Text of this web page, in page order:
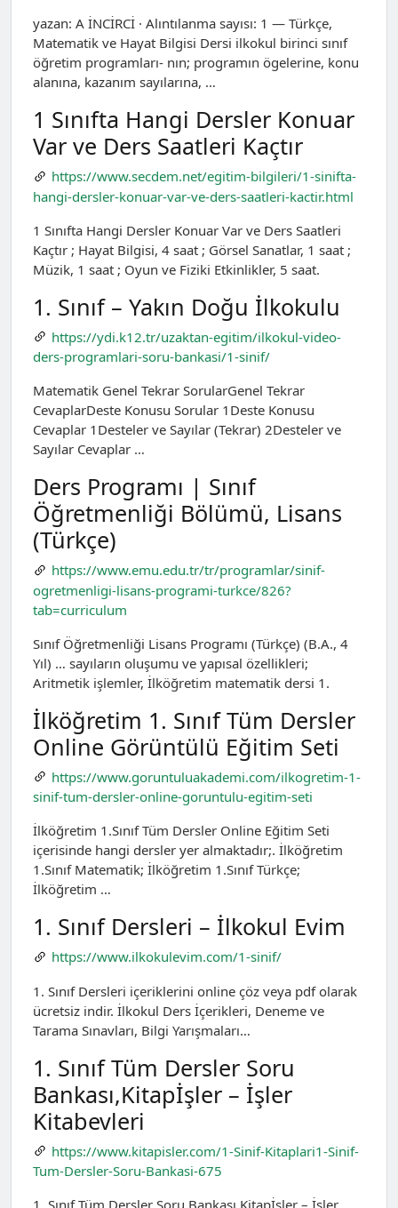
yazan: A İNCİRCİ · Alıntılanma sayısı: 1 — Türkçe,
Matematik ve Hayat Bilgisi Dersi ilkokul birinci sınıf
öğretim programları- nın; programın ögelerine, konu
alanına, kazanım sayılarına, …
1 Sınıfta Hangi Dersler Konuar
Var ve Ders Saatleri Kaçtır
https://www.secdem.net/egitim-bilgileri/1-sinifta-
hangi-dersler-konuar-var-ve-ders-saatleri-kactir.html
1 Sınıfta Hangi Dersler Konuar Var ve Ders Saatleri
Kaçtır ; Hayat Bilgisi, 4 saat ; Görsel Sanatlar, 1 saat ;
Müzik, 1 saat ; Oyun ve Fiziki Etkinlikler, 5 saat.
1. Sınıf – Yakın Doğu İlkokulu
https://ydi.k12.tr/uzaktan-egitim/ilkokul-video-
ders-programlari-soru-bankasi/1-sinif/
Matematik Genel Tekrar SorularGenel Tekrar
CevaplarDeste Konusu Sorular 1Deste Konusu
Cevaplar 1Desteler ve Sayılar (Tekrar) 2Desteler ve
Sayılar Cevaplar …
Ders Programı | Sınıf
Öğretmenliği Bölümü, Lisans
(Türkçe)
https://www.emu.edu.tr/tr/programlar/sinif-
ogretmenligi-lisans-programi-turkce/826?
tab=curriculum
Sınıf Öğretmenliği Lisans Programı (Türkçe) (B.A., 4
Yıl) … sayıların oluşumu ve yapısal özellikleri;
Aritmetik işlemler, İlköğretim matematik dersi 1.
İlköğretim 1. Sınıf Tüm Dersler
Online Görüntülü Eğitim Seti
https://www.goruntuluakademi.com/ilkogretim-1-
sinif-tum-dersler-online-goruntulu-egitim-seti
İlköğretim 1.Sınıf Tüm Dersler Online Eğitim Seti
içerisinde hangi dersler yer almaktadır;. İlköğretim
1.Sınıf Matematik; İlköğretim 1.Sınıf Türkçe;
İlköğretim …
1. Sınıf Dersleri – İlkokul Evim
https://www.ilkokulevim.com/1-sinif/
1. Sınıf Dersleri içeriklerini online çöz veya pdf olarak
ücretsiz indir. İlkokul Ders İçerikleri, Deneme ve
Tarama Sınavları, Bilgi Yarışmaları…
1. Sınıf Tüm Dersler Soru
Bankası,Kitapİşler – İşler
Kitabevleri
https://www.kitapisler.com/1-Sinif-Kitaplari1-Sinif-
Tum-Dersler-Soru-Bankasi-675